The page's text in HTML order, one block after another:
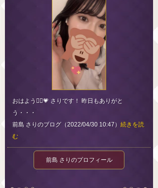
おはよう🙋‍♀️💗 さりです！ 昨日もありがと
う・・・
前島 さりのブログ（2022/04/30 10:47） 続きを読
む
前島 さりのプロフィール